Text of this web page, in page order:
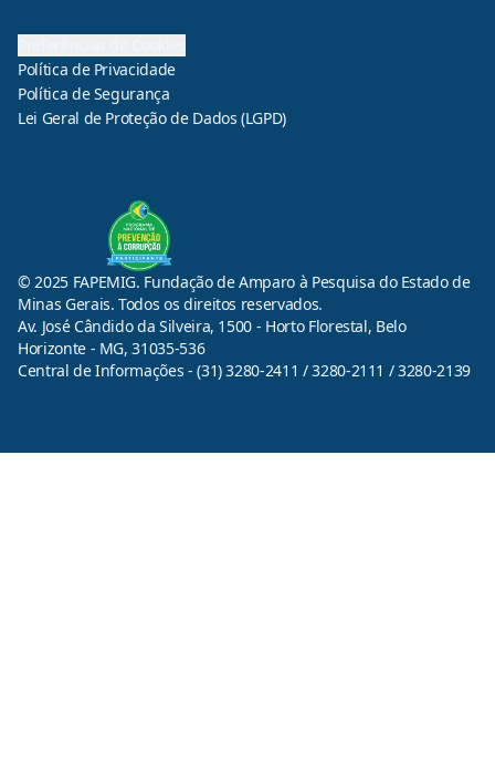
Política de Privacidade
Política de Segurança
Lei Geral de Proteção de Dados (LGPD)
© 2025 FAPEMIG. Fundação de Amparo à Pesquisa do Estado de
Minas Gerais. Todos os direitos reservados.
Av. José Cândido da Silveira, 1500 - Horto Florestal, Belo
Horizonte - MG, 31035-536
Central de Informações - (31) 3280-2411 / 3280-2111 / 3280-2139